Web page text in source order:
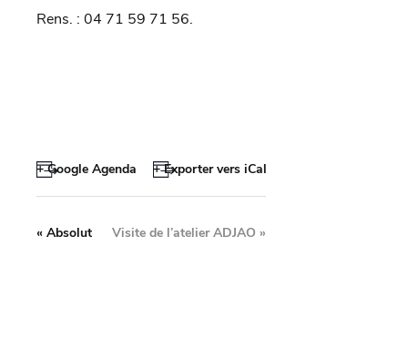
Rens. : 04 71 59 71 56.
+ Google Agenda + Exporter vers iCal
« Absolut Visite de l’atelier ADJAO »